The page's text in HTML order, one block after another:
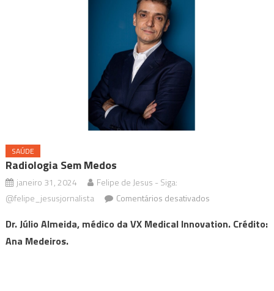
SAÚDE
Radiologia Sem Medos
janeiro 31, 2024
Felipe de Jesus - Siga:
@felipe_jesusjornalista
Comentários desativadosem
sem
Dr. Júlio Almeida, médico da VX Medical Innovation. Crédito:
Ana Medeiros.